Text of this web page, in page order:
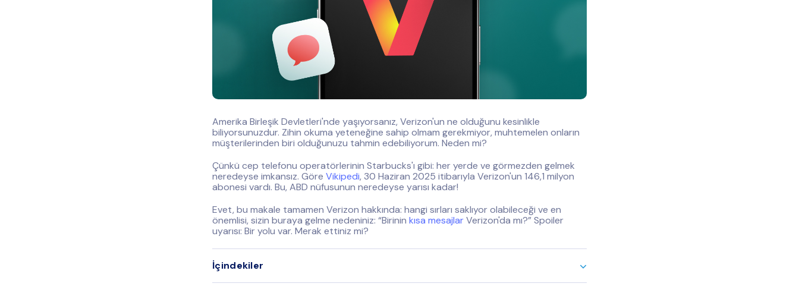
Amerika Birleşik Devletleri'nde yaşıyorsanız, Verizon'un ne olduğunu kesinlikle
biliyorsunuzdur. Zihin okuma yeteneğine sahip olmam gerekmiyor, muhtemelen onların
müşterilerinden biri olduğunuzu tahmin edebiliyorum. Neden mi?
Çünkü cep telefonu operatörlerinin Starbucks'ı gibi: her yerde ve görmezden gelmek
neredeyse imkansız. Göre Vikipedi, 30 Haziran 2025 itibarıyla Verizon'un 146,1 milyon
abonesi vardı. Bu, ABD nüfusunun neredeyse yarısı kadar!
Evet, bu makale tamamen Verizon hakkında: hangi sırları saklıyor olabileceği ve en
önemlisi, sizin buraya gelme nedeniniz: “Birinin kısa mesajlarVerizon'da mı?” Spoiler
uyarısı: Bir yolu var. Merak ettiniz mi?
İçindekiler